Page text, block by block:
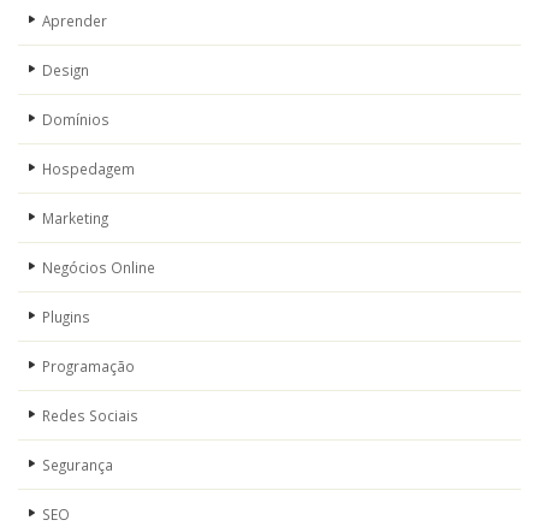
Aprender
Design
Domínios
Hospedagem
Marketing
Negócios Online
Plugins
Programação
Redes Sociais
Segurança
SEO